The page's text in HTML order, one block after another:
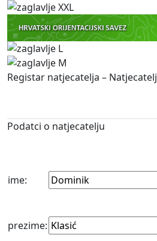
Registar natjecatelja – Natjecatelj
Podatci o natjecatelju
ime:
prezime: